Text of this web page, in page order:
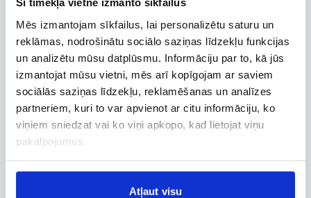
Mēs izmantojam sīkfailus, lai personalizētu saturu un
reklāmas, nodrošinātu sociālo saziņas līdzekļu funkcijas
un analizētu mūsu datplūsmu. Informāciju par to, kā jūs
izmantojat mūsu vietni, mēs arī kopīgojam ar saviem
sociālās saziņas līdzekļu, reklamēšanas un analīzes
partneriem, kuri to var apvienot ar citu informāciju, ko
viņiem sniedzat vai ko viņi apkopo, kad lietojat viņu
pakalpojumus.
Atļaut visu
Verslo paskyra
Verslo, tarnybinių ir darbostogų
skrydžių užsakymai
Skrydžio sekimas
Skrydžio būsenos ir kitos aktualios
informacijos sekimas realiuoju laiku